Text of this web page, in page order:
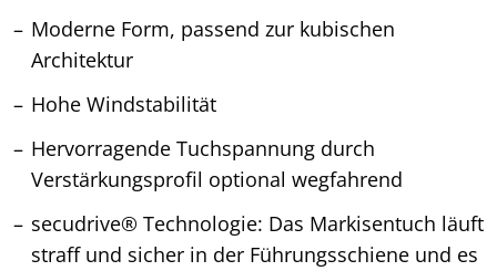
Moderne Form, passend zur kubischen
Architektur
Hohe Windstabilität
Hervorragende Tuchspannung durch
Verstärkungsprofil optional wegfahrend
secudrive® Technologie: Das Markisentuch läuft
straff und sicher in der Führungsschiene und es